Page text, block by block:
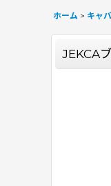
ホーム > キャ
JEKCA